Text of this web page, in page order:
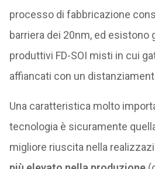
processo di fabbricazione
barriera dei 20nm, ed esistono
produttivi FD-SOI misti in cui
affiancati con un
Una caratteristica molto
tecnologia è sicuramente
migliore riuscita nella